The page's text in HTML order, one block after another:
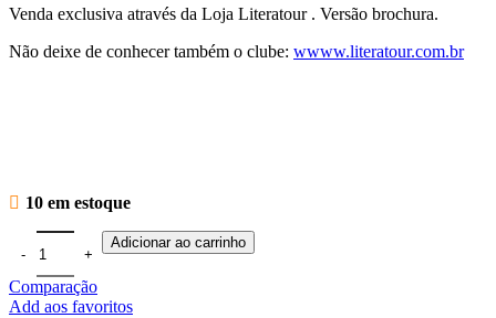
Venda exclusiva através da Loja Literatour . Versão brochura.
Não deixe de conhecer também o clube: wwww.literatour.com.br
10 em estoque
PROMOÇÃO! Livro História em Meia Hora - Grandes
Adicionar ao carrinho
Comparação
Add aos favoritos